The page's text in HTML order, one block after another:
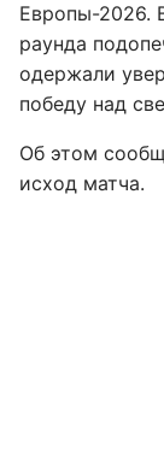
Европы-2026.
раунда
одержали
победу над
Об этом
исход матча.